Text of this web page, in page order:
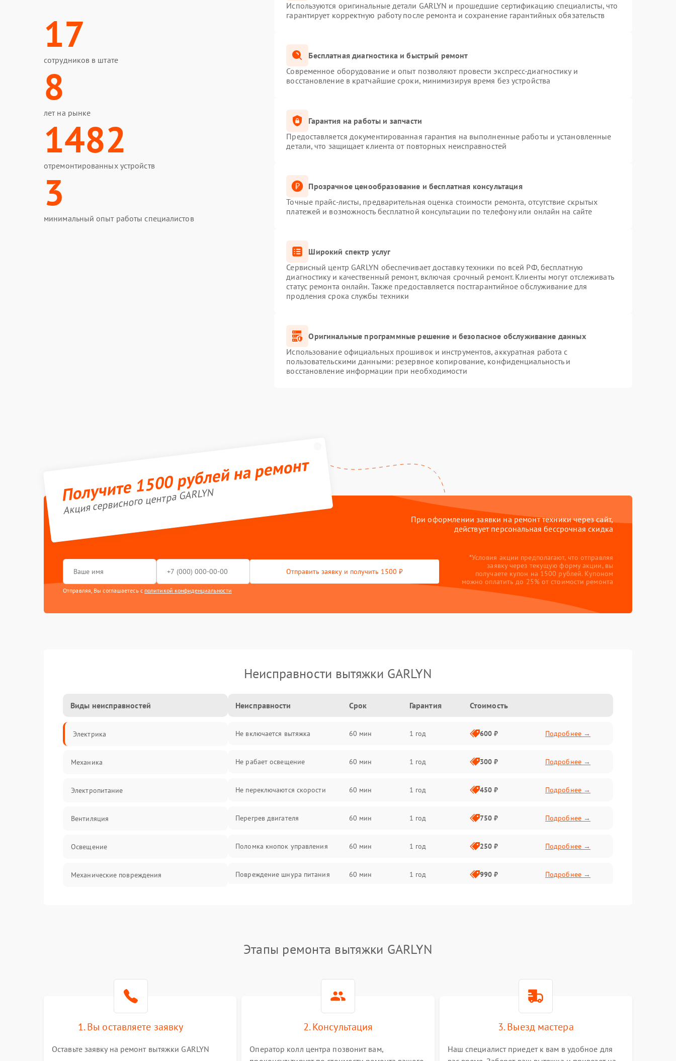
17
сотрудников в штате
8
лет на рынке
1482
отремонтированных устройств
3
минимальный опыт работы специалистов
Используются оригинальные детали GARLYN и прошедшие сертификацию специалисты, что
гарантирует корректную работу после ремонта и сохранение гарантийных обязательств
Бесплатная диагностика и быстрый ремонт
Современное оборудование и опыт позволяют провести экспресс-диагностику и
восстановление в кратчайшие сроки, минимизируя время без устройства
Гарантия на работы и запчасти
Предоставляется документированная гарантия на выполненные работы и установленные
детали, что защищает клиента от повторных неисправностей
Прозрачное ценообразование и бесплатная консультация
Точные прайс-листы, предварительная оценка стоимости ремонта, отсутствие скрытых
платежей и возможность бесплатной консультации по телефону или онлайн на сайте
Широкий спектр услуг
Сервисный центр GARLYN обеспечивает доставку техники по всей РФ, бесплатную
диагностику и качественный ремонт, включая срочный ремонт. Клиенты могут отслеживать
статус ремонта онлайн. Также предоставляется постгарантийное обслуживание для
продления срока службы техники
Оригинальные программные решение и безопасное обслуживание данных
Использование официальных прошивок и инструментов, аккуратная работа с
пользовательскими данными: резервное копирование, конфиденциальность и
восстановление информации при необходимости
Получите 1500 рублей на ремонт
Акция сервисного центра GARLYN
При оформлении заявки на ремонт техники через сайт,
действует персональная бессрочная скидка
Отправить заявку и получить 1500 ₽
Отправляя, Вы соглашаетесь с политикой конфиденциальности
*Условия акции предполагают, что отправляя
заявку через текущую форму акции, вы
получаете купон на 1500 рублей. Купоном
можно оплатить до 25% от стоимости ремонта
Неисправности вытяжки GARLYN
Виды неисправностей
Электрика
Механика
Электропитание
Вентиляция
Освещение
Механические повреждения
Неисправности Срок Гарантия Стоимость
Не включается вытяжка 60 мин 1 год 600 ₽ Подробнее →
Не рабает освещение 60 мин 1 год 300 ₽ Подробнее →
Не переключаются скорости 60 мин 1 год 450 ₽ Подробнее →
Перегрев двигателя 60 мин 1 год 750 ₽ Подробнее →
Поломка кнопок управления 60 мин 1 год 250 ₽ Подробнее →
Повреждение шнура питания 60 мин 1 год 990 ₽ Подробнее →
Неисправность пускового
Этапы ремонта вытяжки GARLYN
1. Вы оставляете заявку
Оставьте заявку на ремонт вытяжки GARLYN
2. Консультация
Оператор колл центра позвонит вам,
3. Выезд мастера
Наш специалист приедет к вам в удобное для